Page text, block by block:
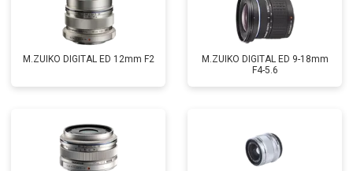
M.ZUIKO DIGITAL ED 12mm F2
M.ZUIKO DIGITAL ED 9-18mm
F4-5.6